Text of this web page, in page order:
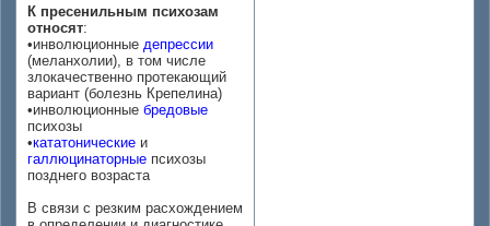
К пресенильным психозам
относят:
•инволюционные депрессии
(меланхолии), в том числе
злокачественно протекающий
вариант (болезнь Крепелина)
•инволюционные бредовые
психозы
•кататонические и
галлюцинаторные психозы
позднего возраста
В связи с резким расхождением